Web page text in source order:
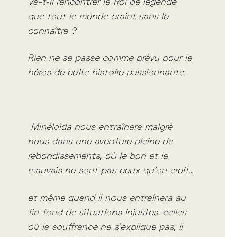
Va-t-il rencontrer le Roi de légende
que tout le monde craint sans le
connaître ?
Rien ne se passe comme prévu pour le
héros de cette histoire passionnante.
Minéloïda nous entraînera malgré
nous dans une aventure pleine de
rebondissements, où le bon et le
mauvais ne sont pas ceux qu’on croit…
et même quand il nous entraînera au
fin fond de situations injustes, celles
où la souffrance ne s’explique pas, il